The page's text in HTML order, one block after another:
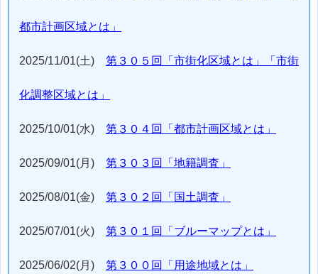
都市計画区域とは」
2025/11/01(土) 第３０５回「市街化区域とは」「市街
化調整区域とは」
2025/10/01(水) 第３０４回「都市計画区域とは」
2025/09/01(月) 第３０３回「地籍調査」
2025/08/01(金) 第３０２回「国土調査」
2025/07/01(火) 第３０１回「ブルーマップとは」
2025/06/02(月) 第３００回「用途地域とは」